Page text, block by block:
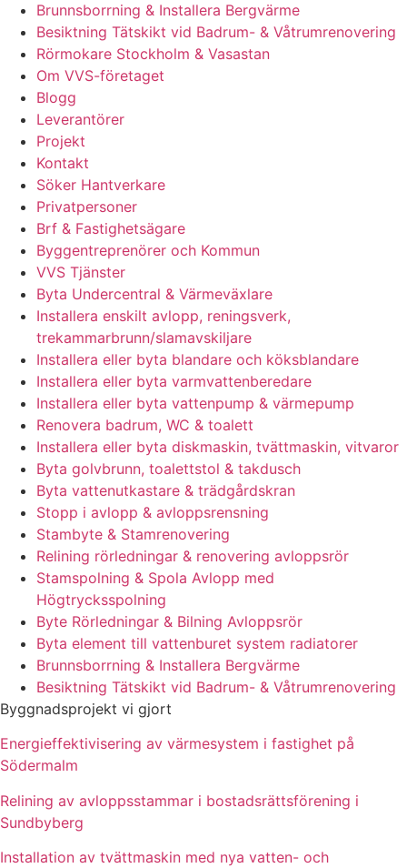
Brunnsborrning & Installera Bergvärme
Besiktning Tätskikt vid Badrum- & Våtrumrenovering
Rörmokare Stockholm & Vasastan
Om VVS-företaget
Blogg
Leverantörer
Projekt
Kontakt
Söker Hantverkare
Privatpersoner
Brf & Fastighetsägare
Byggentreprenörer och Kommun
VVS Tjänster
Byta Undercentral & Värmeväxlare
Installera enskilt avlopp, reningsverk,
trekammarbrunn/slamavskiljare
Installera eller byta blandare och köksblandare
Installera eller byta varmvattenberedare
Installera eller byta vattenpump & värmepump
Renovera badrum, WC & toalett
Installera eller byta diskmaskin, tvättmaskin, vitvaror
Byta golvbrunn, toalettstol & takdusch
Byta vattenutkastare & trädgårdskran
Stopp i avlopp & avloppsrensning
Stambyte & Stamrenovering
Relining rörledningar & renovering avloppsrör
Stamspolning & Spola Avlopp med
Högtrycksspolning
Byte Rörledningar & Bilning Avloppsrör
Byta element till vattenburet system radiatorer
Brunnsborrning & Installera Bergvärme
Besiktning Tätskikt vid Badrum- & Våtrumrenovering
Byggnadsprojekt vi gjort
Energieffektivisering av värmesystem i fastighet på
Södermalm
Relining av avloppsstammar i bostadsrättsförening i
Sundbyberg
Installation av tvättmaskin med nya vatten- och